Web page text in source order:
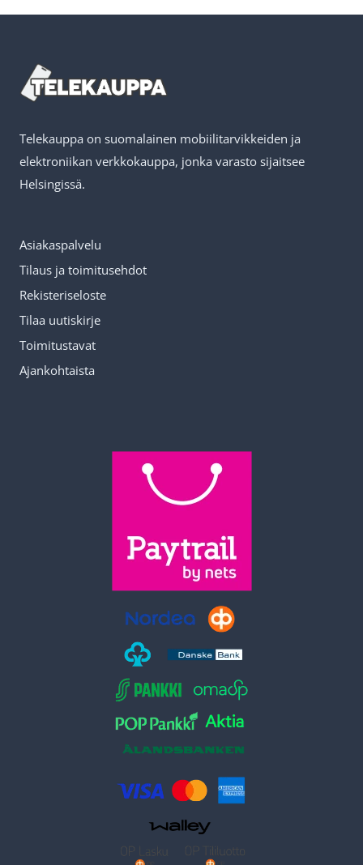
Telekauppa on suomalainen mobiilitarvikkeiden ja
elektroniikan verkkokauppa, jonka varasto sijaitsee
Helsingissä.
Asiakaspalvelu
Tilaus ja toimitusehdot
Rekisteriseloste
Tilaa uutiskirje
Toimitustavat
Ajankohtaista